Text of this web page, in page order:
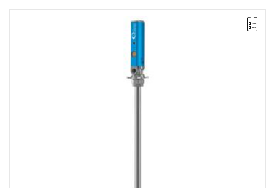
• Wydajność: max.22 l/min przy ciśnieniu zasilającego powietrza
10 bar i swobodnym wypływie
• Ciśnienie powietrza zasilającego: 10 bar